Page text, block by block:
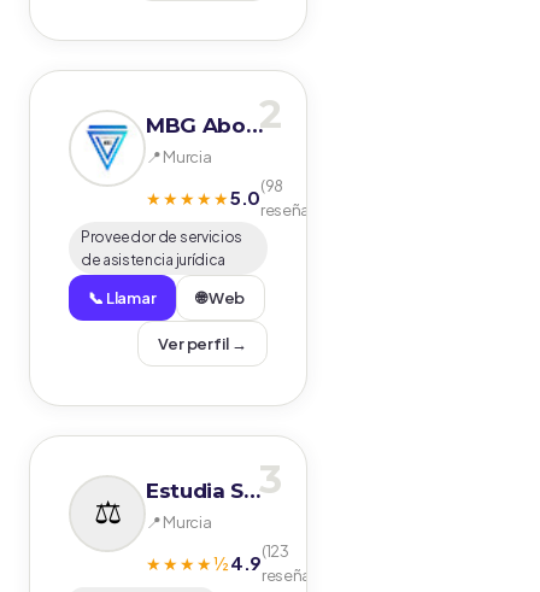
2
MBG Abogados
📍 Murcia
★★★★★5.0(98
reseñas)
Proveedor de servicios
de asistencia jurídica
📞 Llamar 🌐 Web
Ver perfil →
3
Estudia Seguro
📍 Murcia
★★★★½4.9(123
reseñas)